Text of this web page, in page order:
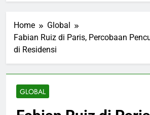
Home
Global
Fabian Ruiz di Paris, Percobaan
di Residensi
GLOBAL